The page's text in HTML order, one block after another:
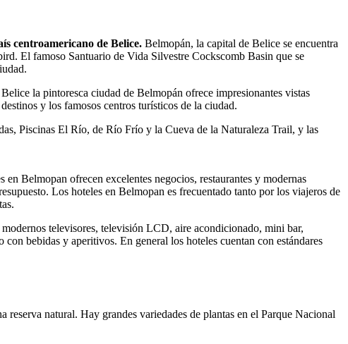
centroamericano de Belice. Belmopán, la capital de Belice se encuentra
El famoso Santuario de Vida Silvestre Cockscomb Basin que se
la pintoresca ciudad de Belmopán ofrece impresionantes vistas
y los famosos centros turísticos de la ciudad.
Piscinas El Río, de Río Frío y la Cueva de la Naturaleza Trail, y las
Belmopan ofrecen excelentes negocios, restaurantes y modernas
Los hoteles en Belmopan es frecuentado tanto por los viajeros de
televisores, televisión LCD, aire acondicionado, mini bar,
bebidas y aperitivos. En general los hoteles cuentan con estándares
natural. Hay grandes variedades de plantas en el Parque Nacional